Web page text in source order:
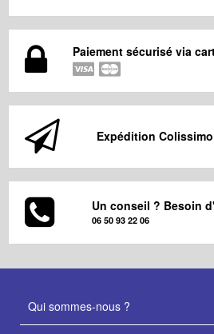
Paiement sécurisé via
Expédition
Un conseil ? Besoin
06 50 93 22 06
Qui sommes-nous ?